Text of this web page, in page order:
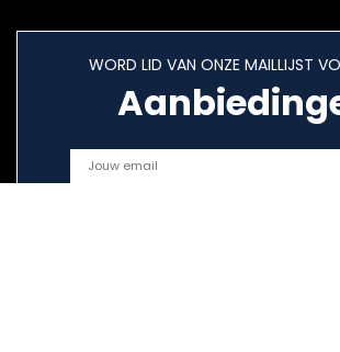
WORD LID VAN ONZE MAILLIJST